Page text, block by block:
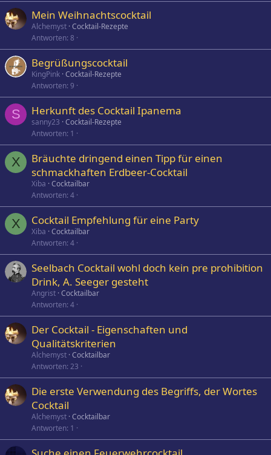
Mein Weihnachtscocktail
Alchemyst Cocktail-Rezepte
Antworten 8
Begrüßungscocktail
KingPink Cocktail-Rezepte
Antworten 9
S Herkunft des Cocktail Ipanema
sanny23 Cocktail-Rezepte
Antworten 1
X
Bräuchte dringend einen Tipp für einen
schmackhaften Erdbeer-Cocktail
Xiba Cocktailbar
Antworten 4
X Cocktail Empfehlung für eine Party
Xiba Cocktailbar
Antworten 4
Seelbach Cocktail wohl doch kein pre prohibition
Drink, A. Seeger gesteht
Angrist Cocktailbar
Antworten 4
Der Cocktail - Eigenschaften und
Qualitätskriterien
Alchemyst Cocktailbar
Antworten 23
Die erste Verwendung des Begriffs, der Wortes
Cocktail
Alchemyst Cocktailbar
Antworten 1